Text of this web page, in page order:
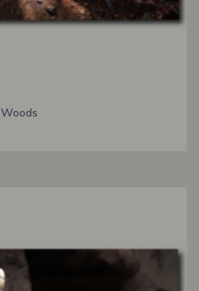
Woods